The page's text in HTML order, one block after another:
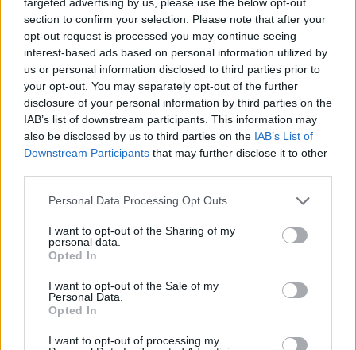
section to confirm your selection. Please note that after your
opt-out request is processed you may continue seeing
interest-based ads based on personal information utilized by
us or personal information disclosed to third parties prior to
your opt-out. You may separately opt-out of the further
disclosure of your personal information by third parties on the
IAB’s list of downstream participants. This information may
also be disclosed by us to third parties on the IAB’s List of
Downstream Participants that may further disclose it to other
Personal Data Processing Opt Outs
I want to opt-out of the Sharing of my
personal data.
Opted In
I want to opt-out of the Sale of my
Personal Data.
Opted In
I want to opt-out of processing my
2026. augusztus 06., csütörtök
Villamosenergia-válság
enyhítéséről szóló intézkedéseket